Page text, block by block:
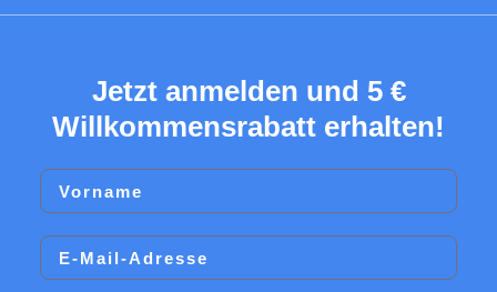
Jetzt anmelden und 5 €
Willkommensrabatt erhalten!
Vorname
Email